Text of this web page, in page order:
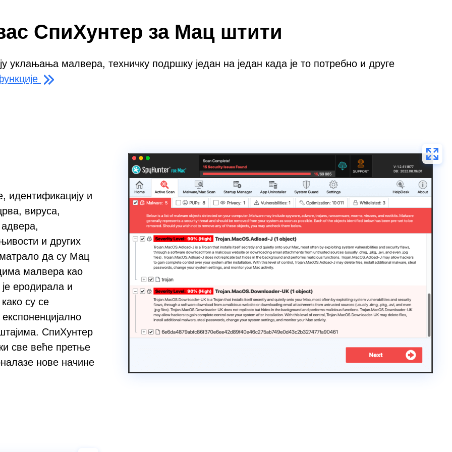
СпиХунтер за Мац штити
малвера, техничку подршку један на један када је то потребно и друге
идентификацију и
вируса,
и других
да су Мац
малвера као
еродирала и
су се
СпиХунтер
све веће претње
нове начине